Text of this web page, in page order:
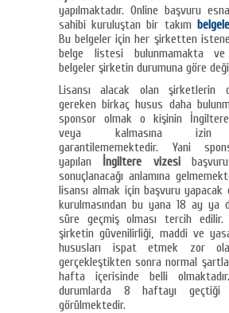
yapılmaktadır. Online başvuru
sahibi kuruluştan bir takım
Bu belgeler için her şirketten
belge listesi bulunmamakta
belgeler şirketin durumuna göre
Lisansı alacak olan şirketlerin
gereken birkaç husus daha
sponsor olmak o kişinin
veya kalmasına izin
garantilememektedir. Yani
yapılan İngiltere vizesi
sonuçlanacağı anlamına
lisansı almak için başvuru
kurulmasından bu yana 18 ay ya
süre geçmiş olması tercih
şirketin güvenilirliği, maddi ve
hususları ispat etmek zor
gerçekleştikten sonra normal
hafta içerisinde belli
durumlarda 8 haftayı geçtiği
görülmektedir.